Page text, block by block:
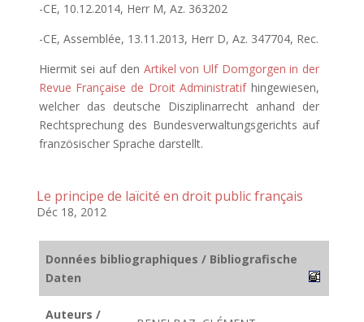
-CE, 10.12.2014, Herr M, Az. 363202
-CE, Assemblée, 13.11.2013, Herr D, Az. 347704, Rec.
Hiermit sei auf den Artikel von Ulf Domgorgen in der
Revue Française de Droit Administratifhingewiesen,
welcher das deutsche Disziplinarrecht anhand der
Rechtsprechung des Bundesverwaltungsgerichts auf
französischer Sprache darstellt.
Le principe de laïcité en droit public français
Déc 18, 2012
Données bibliographiques / Bibliografische
Daten
Auteurs /